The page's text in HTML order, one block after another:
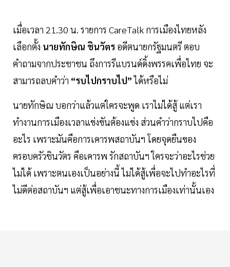
เมื่อเวลา 21.30 น. รายการ CareTalk การเมืองไทยหลัง
เลือกตั้ง นายทักษิณ ชินวัตร อดีตนายกรัฐมนตรี ตอบ
คำถามจากประชาชน ถึงการรีแบรนด์ดิ้งพรรคเพื่อไทย จะ
สามารถลบคำว่า “รบไปกราบไป”ได้หรือไม่
นายทักษิณ บอกว่าแล้วแต่ใครจะพูด เราไม่ได้สู้ แต่เรา
ทำงานการเมืองเวลาแข่งขันต้องแข่ง ส่วนคำว่ากราบไปคือ
อะไร เพราะมันคือการเคารพสถาบันฯ โดยจุดยืนของ
ครอบครัวชินวัตร คือเคารพ รักสถาบันฯ ใครจะว่าอะไรช่วย
ไม่ได้ เพราะตนเองเป็นอย่างนี้ ไม่ได้สู้เพื่อจะไปทำอะไรที่
ไม่ดีต่อสถาบันฯ แต่สู้เพื่อเอาชนะทางการเมืองเท่านั้นเอง